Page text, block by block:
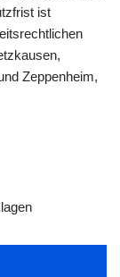
ist
Zeppenheim,